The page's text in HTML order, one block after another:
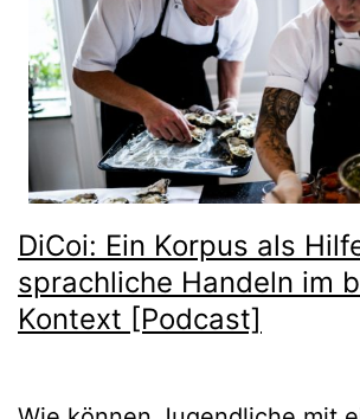
DiCoi: Ein Korpus als
sprachliche Handeln im
Kontext [Podcast]